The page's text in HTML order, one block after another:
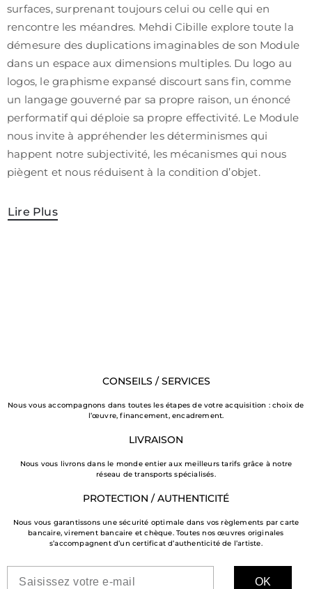
surfaces, surprenant toujours celui ou celle qui en
rencontre les méandres. Mehdi Cibille explore toute la
démesure des duplications imaginables de son Module
dans un espace aux dimensions multiples. Du logo au
logos, le graphisme expansé discourt sans fin, comme
un langage gouverné par sa propre raison, un énoncé
performatif qui déploie sa propre effectivité. Le Module
nous invite à appréhender les déterminismes qui
happent notre subjectivité, les mécanismes qui nous
piègent et nous réduisent à la condition d’objet.
Lire Plus
CONSEILS / SERVICES
Nous vous accompagnons dans toutes les étapes de votre acquisition : choix de
l’œuvre, financement, encadrement.
LIVRAISON
Nous vous livrons dans le monde entier aux meilleurs tarifs grâce à notre
réseau de transports spécialisés.
PROTECTION / AUTHENTICITÉ
Nous vous garantissons une sécurité optimale dans vos règlements par carte
bancaire, virement bancaire et chèque. Toutes nos œuvres originales
s’accompagnent d’un certificat d’authenticité de l’artiste.
OK